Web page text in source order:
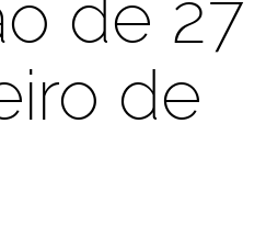
de 27
de